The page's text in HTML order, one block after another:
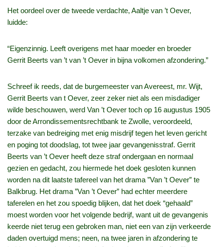
Het oordeel over de tweede verdachte, Aaltje van ’t Oever,
luidde:
“Eigenzinnig. Leeft overigens met haar moeder en broeder
Gerrit Beerts van ’t van ’t Oever in bijna volkomen afzondering.”
Schreef ik reeds, dat de burgemeester van Avereest, mr. Wijt,
Gerrit Beerts van t Oever, zeer zeker niet als een misdadiger
wilde beschouwen, werd Van ’t Oever toch op 16 augustus 1905
door de Arrondissementsrechtbank te Zwolle, veroordeeld,
terzake van bedreiging met enig misdrijf tegen het leven gericht
en poging tot doodslag, tot twee jaar gevangenisstraf. Gerrit
Beerts van ’t Oever heeft deze straf ondergaan en normaal
gezien en gedacht, zou hiermede het doek gesloten kunnen
worden na dit laatste tafereel van het drama ”Van ’t Oever” te
Balkbrug. Het drama ”Van ’t Oever” had echter meerdere
taferelen en het zou spoedig blijken, dat het doek “gehaald”
moest worden voor het volgende bedrijf, want uit de gevangenis
keerde niet terug een gebroken man, niet een van zijn verkeerde
daden overtuigd mens; neen, na twee jaren in afzondering te